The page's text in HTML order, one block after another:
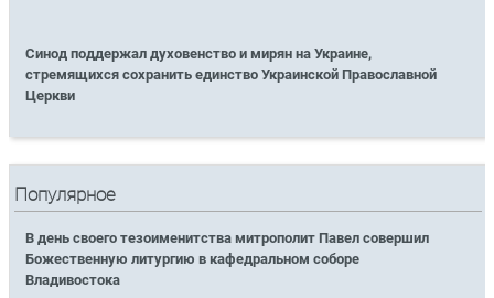
Синод поддержал духовенство и мирян на Украине,
стремящихся сохранить единство Украинской Православной
Церкви
Популярное
В день своего тезоименитства митрополит Павел совершил
Божественную литургию в кафедральном соборе
Владивостока